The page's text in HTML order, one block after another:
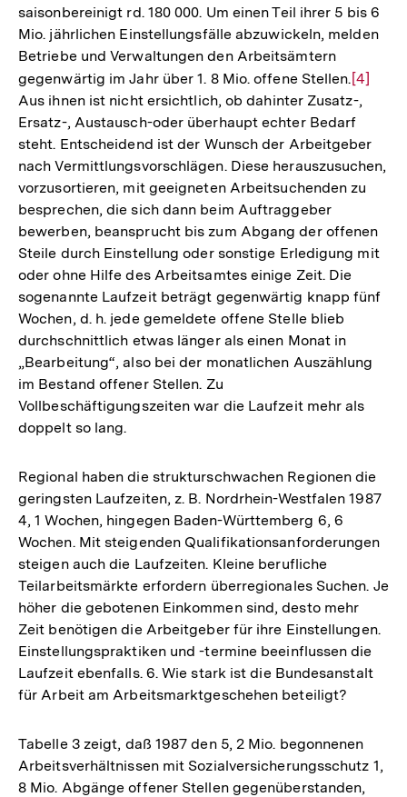
saisonbereinigt rd. 180 000. Um einen Teil ihrer 5 bis 6
Mio. jährlichen Einstellungsfälle abzuwickeln, melden
Betriebe und Verwaltungen den Arbeitsämtern
gegenwärtig im Jahr über 1. 8 Mio. offene Stellen. Zur
der
Fußnote
[4]
Aus ihnen ist nicht ersichtlich, ob dahinter Zusatz-,
Ersatz-, Austausch-oder überhaupt echter Bedarf
steht. Entscheidend ist der Wunsch der Arbeitgeber
nach Vermittlungsvorschlägen. Diese herauszusuchen,
vorzusortieren, mit geeigneten Arbeitsuchenden zu
besprechen, die sich dann beim Auftraggeber
bewerben, beansprucht bis zum Abgang der offenen
Steile durch Einstellung oder sonstige Erledigung mit
oder ohne Hilfe des Arbeitsamtes einige Zeit. Die
sogenannte Laufzeit beträgt gegenwärtig knapp fünf
Wochen, d. h. jede gemeldete offene Stelle blieb
durchschnittlich etwas länger als einen Monat in
„Bearbeitung“, also bei der monatlichen Auszählung
im Bestand offener Stellen. Zu
Vollbeschäftigungszeiten war die Laufzeit mehr als
doppelt so lang.
Regional haben die strukturschwachen Regionen die
geringsten Laufzeiten, z. B. Nordrhein-Westfalen 1987
4, 1 Wochen, hingegen Baden-Württemberg 6, 6
Wochen. Mit steigenden Qualifikationsanforderungen
steigen auch die Laufzeiten. Kleine berufliche
Teilarbeitsmärkte erfordern überregionales Suchen. Je
höher die gebotenen Einkommen sind, desto mehr
Zeit benötigen die Arbeitgeber für ihre Einstellungen.
Einstellungspraktiken und -termine beeinflussen die
Laufzeit ebenfalls. 6. Wie stark ist die Bundesanstalt
für Arbeit am Arbeitsmarktgeschehen beteiligt?
Tabelle 3 zeigt, daß 1987 den 5, 2 Mio. begonnenen
Arbeitsverhältnissen mit Sozialversicherungsschutz 1,
8 Mio. Abgänge offener Stellen gegenüberstanden,